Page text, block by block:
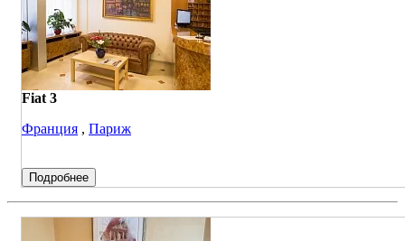
Fiat 3
Франция , Париж
Подробнее